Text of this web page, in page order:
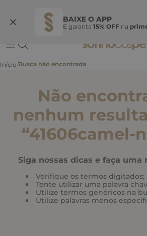
BAIXE O APP
E garanta 15% OFF na
BEMVINDASONHO
Não
nenhum
“41606camel-
Siga nossas dicas e faça uma
Verifique os termos digitados;
Tente utilizar uma palavra
Utilize termos genéricos na
Utilize palavras menos